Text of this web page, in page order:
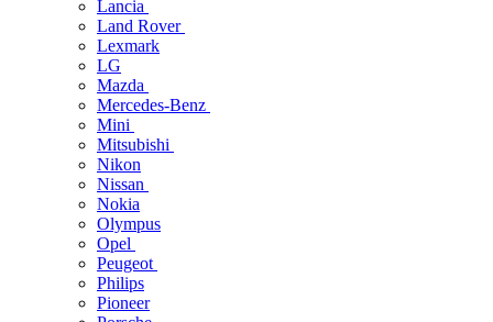
Lancia
Land Rover
Lexmark
LG
Mazda
Mercedes-Benz
Mini
Mitsubishi
Nikon
Nissan
Nokia
Olympus
Opel
Peugeot
Philips
Pioneer